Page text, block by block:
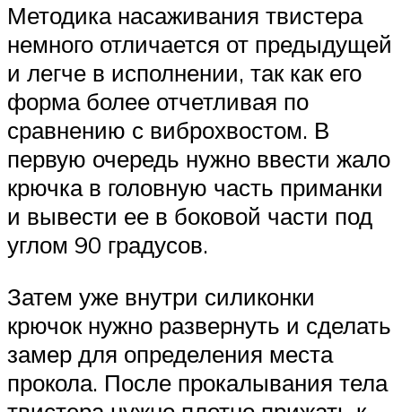
Методика насаживания твистера
немного отличается от предыдущей
и легче в исполнении, так как его
форма более отчетливая по
сравнению с виброхвостом. В
первую очередь нужно ввести жало
крючка в головную часть приманки
и вывести ее в боковой части под
углом 90 градусов.
Затем уже внутри силиконки
крючок нужно развернуть и сделать
замер для определения места
прокола. После прокалывания тела